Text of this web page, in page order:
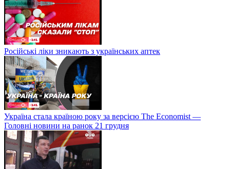
Російські ліки зникають з українських аптек
Україна стала країною року за версією The Economist —
Головні новини на ранок 21 грудня